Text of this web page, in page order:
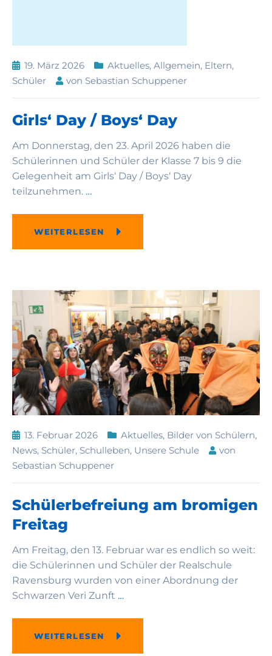
19. März 2026 Aktuelles, Allgemein, Eltern,
Schüler
von Sebastian Schuppener
Girls‘ Day / Boys‘ Day
Am Donnerstag, den 23. April 2026 haben die
Schülerinnen und Schüler der Klasse 7 bis 9 die
Gelegenheit am Girls‘ Day / Boys‘ Day
teilzunehmen. …
WEITERLESEN
13. Februar 2026 Aktuelles, Bilder von Schülern,
News, Schüler, Schulleben, Unsere Schule
von
Sebastian Schuppener
Schülerbefreiung am bromigen
Freitag
Am Freitag, den 13. Februar war es endlich so weit:
die Schülerinnen und Schüler der Realschule
Ravensburg wurden von einer Abordnung der
Schwarzen Veri Zunft …
WEITERLESEN